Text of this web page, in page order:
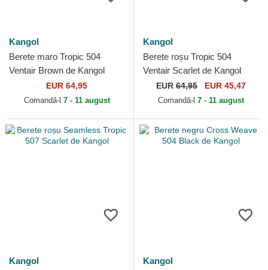
Kangol
Berete maro Tropic 504
Ventair Brown de Kangol
EUR 64,95
Comandă-l 7 - 11 august
Kangol
Berete roșu Tropic 504
Ventair Scarlet de Kangol
EUR 64,95 EUR 45,47
Comandă-l 7 - 11 august
Kangol
Kangol